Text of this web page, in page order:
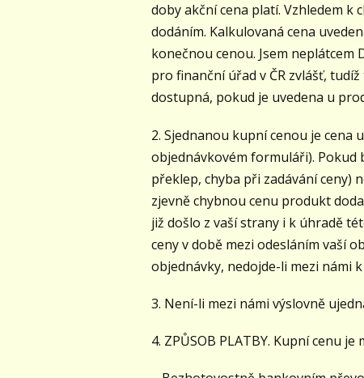
doby akční cena platí. Vzhledem
dodáním. Kalkulovaná cena
konečnou cenou. Jsem neplátcem
pro finanční úřad v ČR zvlášť,
dostupná, pokud je uvedena u
2. Sjednanou kupní cenou je cena
objednávkovém formuláři). Pokud
překlep, chyba při zadávání ceny)
zjevně chybnou cenu produkt
již došlo z vaší strany i k úhradě
ceny v době mezi odesláním vaší
objednávky, nedojde-li mezi námi
3. Není-li mezi námi výslovně
4. ZPŮSOB PLATBY. Kupní cenu